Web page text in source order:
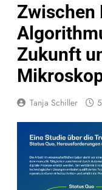
Zwischen
Zukunft
Tanja Schiller